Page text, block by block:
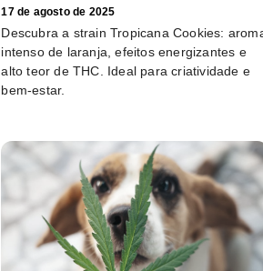
17 de agosto de 2025
Descubra a strain Tropicana Cookies:
intenso de laranja, efeitos energizantes e
alto teor de THC. Ideal para criatividade e
bem-estar.